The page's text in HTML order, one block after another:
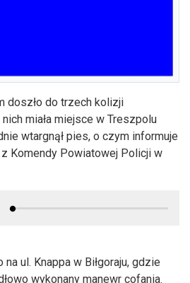
doszło do trzech kolizji
miała miejsce w Treszpolu
wtargnął pies, o czym informuje
Komendy Powiatowej Policji w
ul. Knappa w Biłgoraju, gdzie
wykonany manewr cofania.